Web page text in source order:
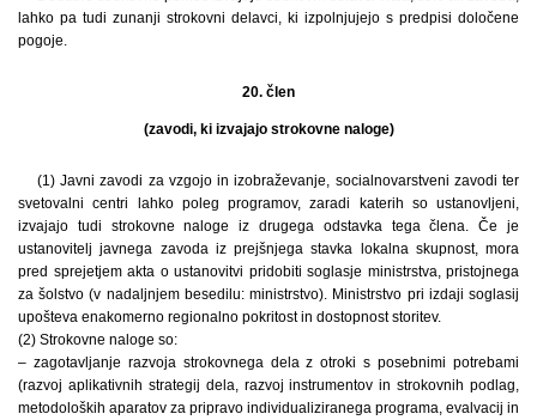
lahko pa tudi zunanji strokovni delavci, ki izpolnjujejo s predpisi določene
pogoje.
20. člen
(zavodi, ki izvajajo strokovne naloge)
(1) Javni zavodi za vzgojo in izobraževanje, socialnovarstveni zavodi ter
svetovalni centri lahko poleg programov, zaradi katerih so ustanovljeni,
izvajajo tudi strokovne naloge iz drugega odstavka tega člena. Če je
ustanovitelj javnega zavoda iz prejšnjega stavka lokalna skupnost, mora
pred sprejetjem akta o ustanovitvi pridobiti soglasje ministrstva, pristojnega
za šolstvo (v nadaljnjem besedilu: ministrstvo). Ministrstvo pri izdaji soglasij
upošteva enakomerno regionalno pokritost in dostopnost storitev.
(2) Strokovne naloge so:
– zagotavljanje razvoja strokovnega dela z otroki s posebnimi potrebami
(razvoj aplikativnih strategij dela, razvoj instrumentov in strokovnih podlag,
metodoloških aparatov za pripravo individualiziranega programa, evalvacij in